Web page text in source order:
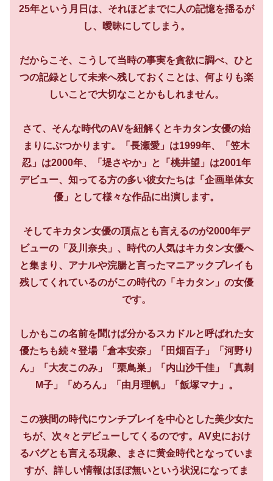
25年という月日は、それほどまでに人の記憶を揺るが
し、曖昧にしてしまう。
だからこそ、こうして当時の事実を貪欲に調べ、ひと
つの記録として未来へ残しておくことは、何よりも楽
しいことで大切なことかもしれません。
さて、そんな時代のAVを紐解くとキカタン女優の始
まりにぶつかります。「長瀬愛」は1999年、「笠木
忍」は2000年、「堤さやか」と「桃井望」は2001年
デビュー、知ってる方の多い彼女たちは「企画単体女
優」として様々な作品に出演します。
そしてキカタン女優の頂点とも言えるのが2000年デ
ビューの「及川奈央」、時代の人気はキカタン女優へ
と集まり、アナルや浣腸と言ったマニアックプレイも
残してくれているのがこの時代の「キカタン」の女優
です。
しかもこの名前を聞けば分かるスカドルと呼ばれた女
優たちも続々登場「倉本安奈」「田畑百子」「河野り
ん」「大友このみ」「栗鳥巣」「内山沙千佳」「真剃
M子」「めろん」「由月理帆」「飯塚マナ」。
この狭間の時代にウンチプレイを中心とした美少女た
ちが、次々とデビューしてくるのです。AV史におけ
るバグとも言える現象、まさに黄金時代となっていま
すが、詳しい情報はほぼ無いという状況になってま